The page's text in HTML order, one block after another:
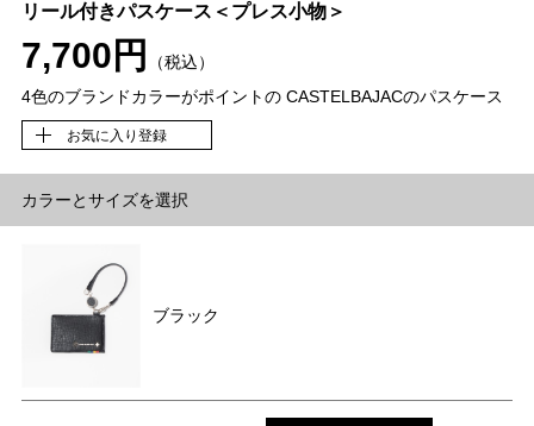
リール付きパスケース＜プレス小物＞
7,700円
（税込）
4色のブランドカラーがポイントの CASTELBAJACのパスケース
お気に入り登録
カラーとサイズを選択
ブラック